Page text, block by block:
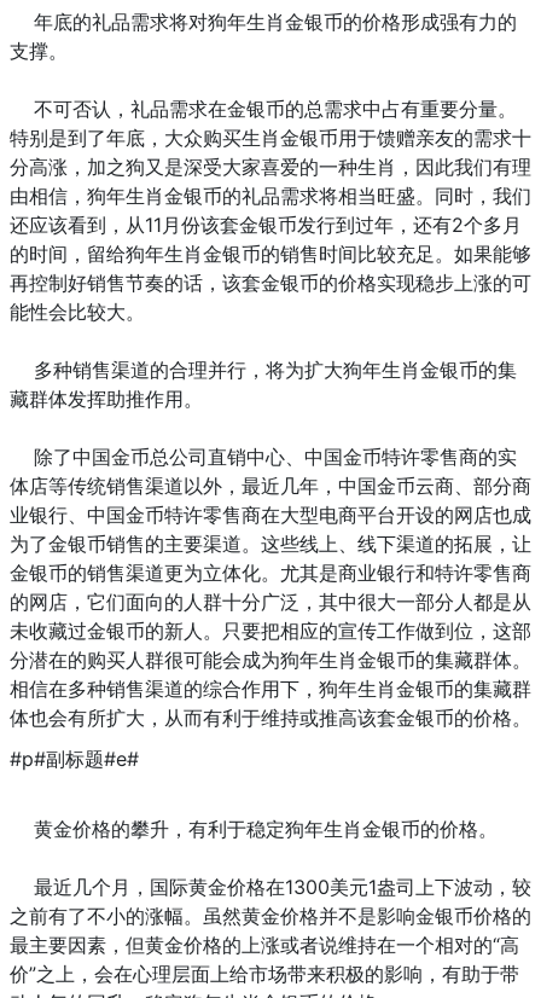
年底的礼品需求将对狗年生肖金银币的价格形成强有力的
支撑。
不可否认，礼品需求在金银币的总需求中占有重要分量。
特别是到了年底，大众购买生肖金银币用于馈赠亲友的需求十
分高涨，加之狗又是深受大家喜爱的一种生肖，因此我们有理
由相信，狗年生肖金银币的礼品需求将相当旺盛。同时，我们
还应该看到，从11月份该套金银币发行到过年，还有2个多月
的时间，留给狗年生肖金银币的销售时间比较充足。如果能够
再控制好销售节奏的话，该套金银币的价格实现稳步上涨的可
能性会比较大。
多种销售渠道的合理并行，将为扩大狗年生肖金银币的集
藏群体发挥助推作用。
除了中国金币总公司直销中心、中国金币特许零售商的实
体店等传统销售渠道以外，最近几年，中国金币云商、部分商
业银行、中国金币特许零售商在大型电商平台开设的网店也成
为了金银币销售的主要渠道。这些线上、线下渠道的拓展，让
金银币的销售渠道更为立体化。尤其是商业银行和特许零售商
的网店，它们面向的人群十分广泛，其中很大一部分人都是从
未收藏过金银币的新人。只要把相应的宣传工作做到位，这部
分潜在的购买人群很可能会成为狗年生肖金银币的集藏群体。
相信在多种销售渠道的综合作用下，狗年生肖金银币的集藏群
体也会有所扩大，从而有利于维持或推高该套金银币的价格。
#p#副标题#e#
黄金价格的攀升，有利于稳定狗年生肖金银币的价格。
最近几个月，国际黄金价格在1300美元1盎司上下波动，较
之前有了不小的涨幅。虽然黄金价格并不是影响金银币价格的
最主要因素，但黄金价格的上涨或者说维持在一个相对的“高
价”之上，会在心理层面上给市场带来积极的影响，有助于带